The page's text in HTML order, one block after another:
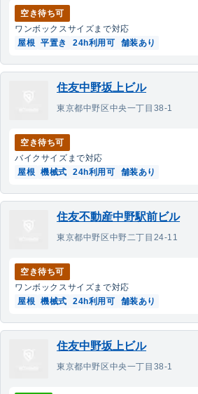
空き待ち可
ワンボックスサイズまで対応
屋根 平置き 24h利用可 舗装あり
住友中野坂上ビル
東京都中野区中央一丁目38-1
空き待ち可
バイク サイズまで対応
屋根 機械式 24h利用可 舗装あり
住友不動産中野駅前ビル
東京都中野区中野二丁目24-11
空き待ち可
ワンボックスサイズまで対応
屋根 機械式 24h利用可 舗装あり
住友中野坂上ビル
東京都中野区中央一丁目38-1